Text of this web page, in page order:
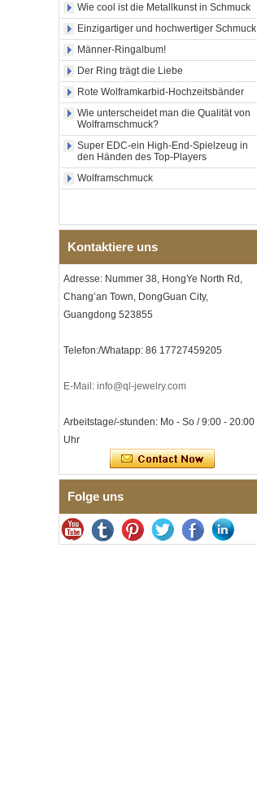
Fabrikgroßhandel mit
schwarzem, poliertem,
quadratischem Siegelring
aus Wolframkarbid,
Holzeinlage mit Abalone-
Muschel-Kreuzmuster,
religiöser Statement-Ring für
Innengravur, OEM-ODM-
Großlieferung
Fabrikgroßhandel mit 8 mm
roségoldenem,
galvanisiertem
Wolframcarbid-Ring, roter
Themen-Ehering für Männer,
Lasergravur, OEM-ODM-
Großlieferung
Herren-I-Links-Armband aus
schwarzem Zirkonoxid-
Keramik-Edelstahl 304,
Magnet- und
Edelstahl 316L, EN1811-
Feingliederarmband mit
nahtloser
Doppeldruckschließe
gehämmertem, facettiertem
Wolframcarbid, 8 mm
Comfort Fit, geometrisch
Wie cool ist die Metallkunst in Schmuck
Einzigartiger und hochwertiger Schmuck
Männer-Ringalbum!
Der Ring trägt die Liebe
Rote Wolframkarbid-Hochzeitsbänder
Wie unterscheidet man die Qualität von
Wolframschmuck?
Super EDC-ein High-End-Spielzeug in
den Händen des Top-Players
Wolframschmuck
Kontaktiere uns
Adresse: Nummer 38, HongYe North Rd,
Chang’an Town, DongGuan City,
Guangdong 523855
Telefon:/Whatapp: 86 17727459205
E-Mail: info@ql-jewelry.com
Arbeitstage/-stunden: Mo - So / 9:00 - 20:00
Uhr
Folge uns